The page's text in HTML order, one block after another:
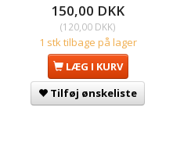
150,00 DKK
(120,00 DKK)
1 stk tilbage på lager
LÆG I KURV
Tilføj ønskeliste